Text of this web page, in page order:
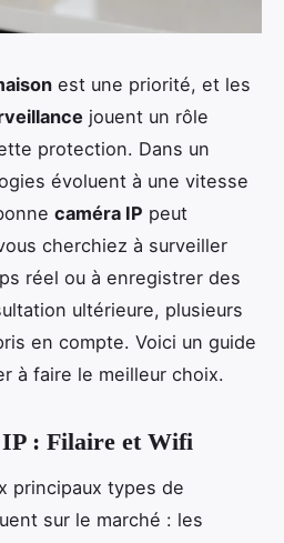
est une priorité, et les
jouent un rôle
protection. Dans un
évoluent à une vitesse
caméra IP peut
cherchiez à surveiller
réel ou à enregistrer des
ultérieure, plusieurs
en compte. Voici un guide
à faire le meilleur choix.
IP : Filaire et Wifi
principaux types de
sur le marché : les